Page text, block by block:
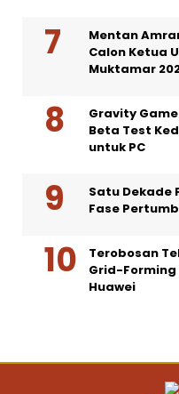
Mentan
Calon Ketua
Muktamar
Gravity
Beta Test
untuk PC
Satu Dekade
Fase
Terobosan
Grid-Forming
Huawei